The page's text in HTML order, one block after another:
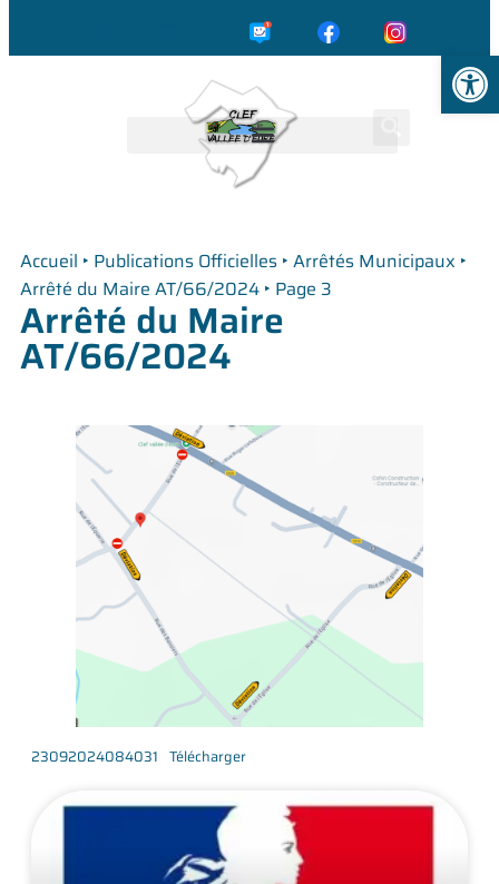
Accueil ‣ Publications Officielles ‣ Arrêtés Municipaux ‣
Arrêté du Maire AT/66/2024 ‣ Page 3
Arrêté du Maire
AT/66/2024
23092024084031 Télécharger
Ouvrir